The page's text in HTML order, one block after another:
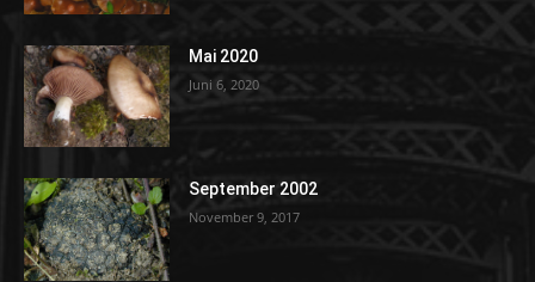
Mai 2020
Juni 6, 2020
September 2002
November 9, 2017